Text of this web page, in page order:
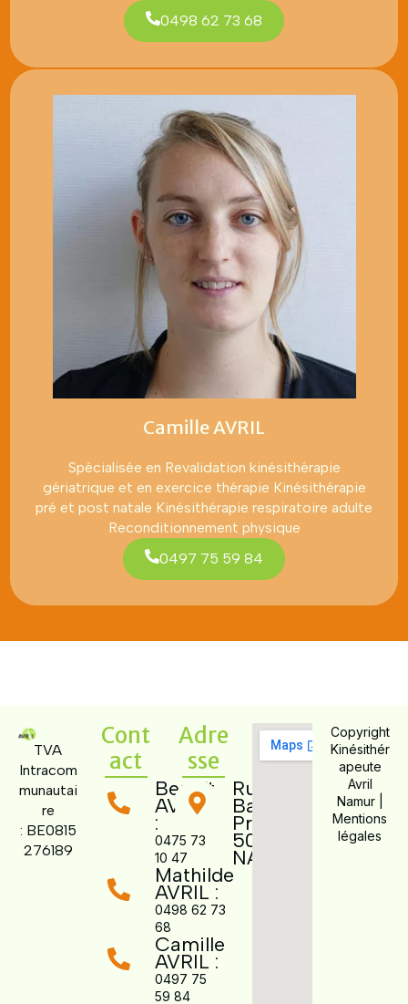
0498 62 73 68
Camille AVRIL
Spécialisée en Revalidation kinésithérapie
gériatrique et en exercice thérapie Kinésithérapie
pré et post natale Kinésithérapie respiratoire adulte
Reconditionnement physique
0497 75 59 84
TVA
Intracom
munautai
re
: BE0815
276189
Cont
act
Benoît
AVRIL
:
0475 73
10 47
Mathilde
AVRIL :
0498 62 73
68
Camille
AVRIL :
0497 75
59 84
Adre
sse
Rue des
Bas
Prés 7,
5000
NAMUR
Copyright
Kinésithér
apeute
Avril
Namur |
Mentions
légales